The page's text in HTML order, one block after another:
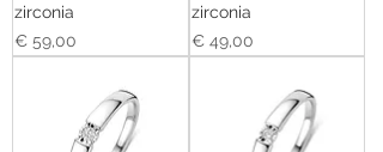
zirconia
Prijs
€ 59,00
zirconia
Prijs
€ 49,00